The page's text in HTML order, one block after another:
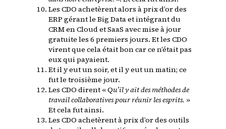
Les CDO achetèrent alors à prix d’or des
ERP gérant le Big Data et intégrant du
CRM en Cloud et SaaS avec mise à jour
gratuite les 6 premiers jours. Et les CDO
virent que cela était bon car ce n’était pas
eux qui payaient.
Et il y eut un soir, et il y eut un matin; ce
fut le troisième jour.
Les CDO dirent « Qu’il y ait des méthodes de
travail collaboratives pour réunir les esprits. »
Et cela fut ainsi.
Les CDO achetèrent à prix d’or des outils